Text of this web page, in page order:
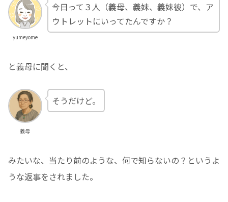
yumeyome
今日って３人（義母、義妹、義妹彼）で、ア
ウトレットにいってたんですか？
と義母に聞くと、
義母
そうだけど。
みたいな、当たり前のような、何で知らないの？というよ
うな返事をされました。